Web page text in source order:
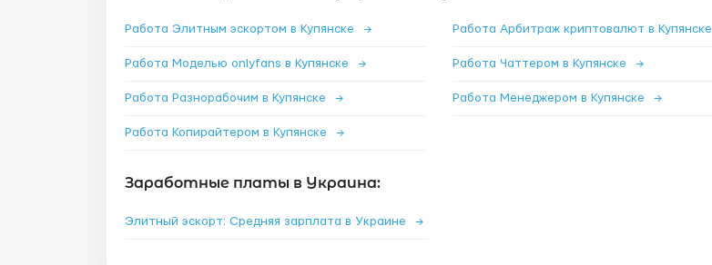
Работа Элитным эскортом в Купянске → Работа Арбитраж криптовалют в Купянске
Работа Моделью onlyfans в Купянске → Работа Чаттером в Купянске →
Работа Разнорабочим в Купянске → Работа Менеджером в Купянске →
Работа Копирайтером в Купянске →
Заработные платы в Украина:
Элитный эскорт: Средняя зарплата в Украине →